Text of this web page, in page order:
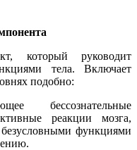
который руководит
тела. Включает
подобно:
бессознательные
реакции мозга,
функциями